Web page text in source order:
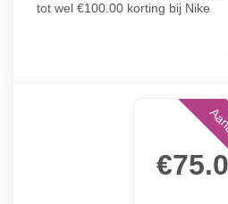
tot wel €100.00 korting bij Nike